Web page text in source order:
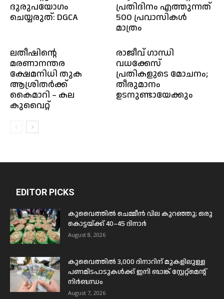
ദുരുപയോഗം
ചെയ്യരുത്: DGCA
പ്രതിദിനം എത്തുന്നത്
500 പ്രവാസികൾ
മാത്രം
ലതീഷിന്റെ
മരണാനന്തര
ക്ഷേമനിധി തുക
ആശ്രിതർക്ക്
കൈമാറി – കല
കുവൈറ്റ്
രാജീവ് ഗാന്ധി
വധക്കേസ്
പ്രതികളുടെ മോചനം;
തീരുമാനം
ഉടനുണ്ടായേക്കും
EDITOR PICKS
കുവൈത്തിൽ ചെമ്മീൻ വില കുറഞ്ഞു; ഒരു
കൊട്ടയ്ക്ക് 40–45 ദിനാർ
August 8, 2026
കുവൈത്തിൽ 3,000 ദിനാറിന് മുകളിലുള്ള
പണമിടപാടുകൾക്ക് ഇനി ബാങ്ക് സ്റ്റേറ്റ്മെന്റ്
നിർബന്ധം
August 7, 2026